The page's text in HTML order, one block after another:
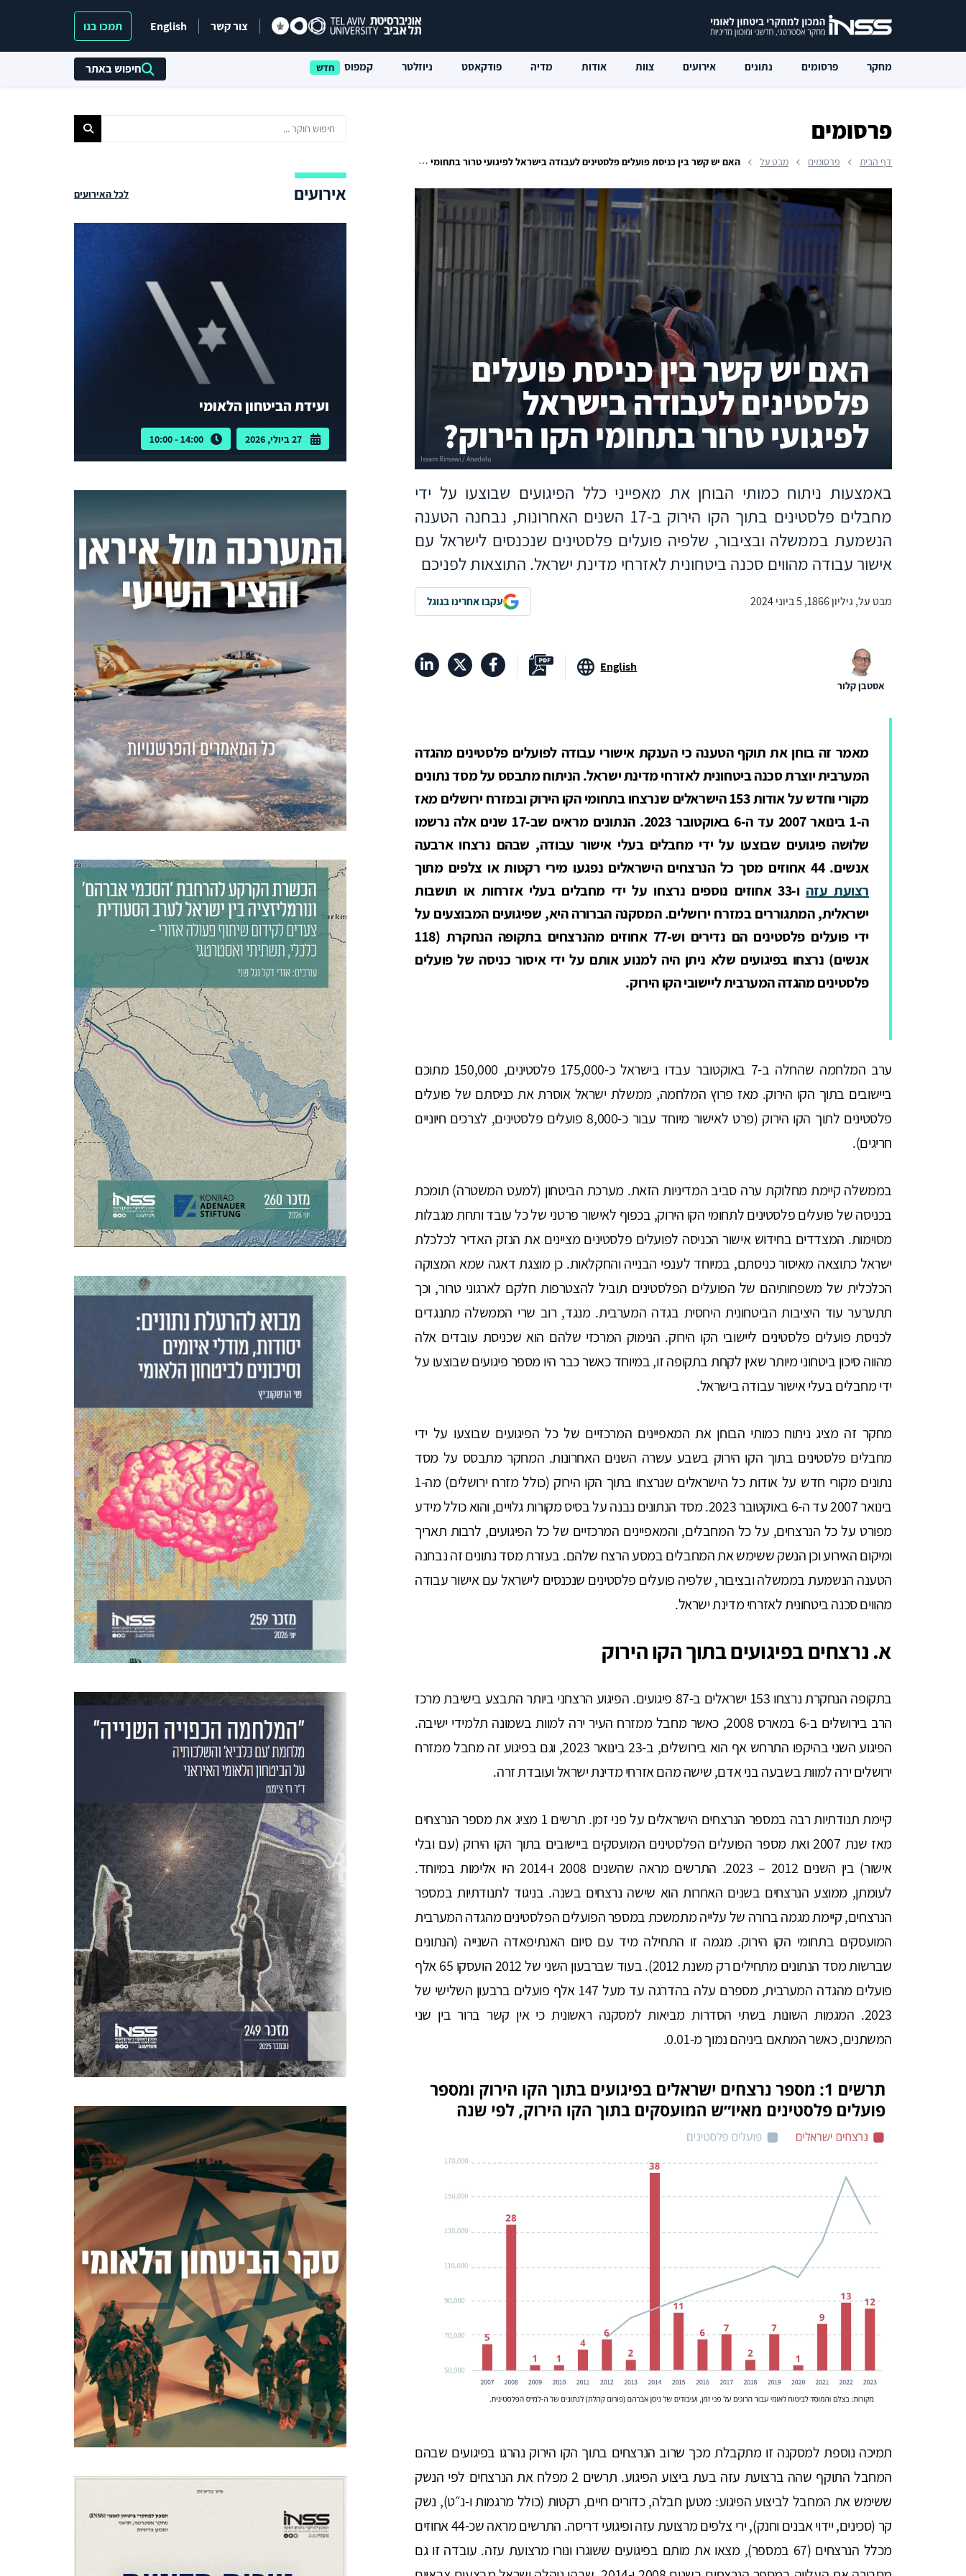
צור קשר English תמכו בנו
מחקר פרסומים נתונים אירועים צוות אודות מדיה פודקאסט ניוזלטר קמפוס חיפוש באתר
פרסומים
דף הבית פרסומים מבט על האם יש קשר בין כניסת פועלים פלסטינים לעבודה בישראל לפיגועי טרור בתחומי הקו הירוק?
האם יש קשר בין כניסת פועלים
פלסטינים לעבודה בישראל
לפיגועי טרור בתחומי הקו הירוק?
באמצעות ניתוח כמותי הבוחן את מאפייני כלל הפיגועים שבוצעו על ידי
מחבלים פלסטינים בתוך הקו הירוק ב-17 השנים האחרונות, נבחנה הטענה
הנשמעת בממשלה ובציבור, שלפיה פועלים פלסטינים שנכנסים לישראל עם
אישור עבודה מהווים סכנה ביטחונית לאזרחי מדינת ישראל. התוצאות לפניכם
מבט על, גיליון 1866, 5 ביוני 2024 עקבו אחרינו בגוגל
English
אסטבן קלור
מאמר זה בוחן את תוקף הטענה כי הענקת אישורי עבודה לפועלים פלסטינים מהגדה
המערבית יוצרת סכנה ביטחונית לאזרחי מדינת ישראל. הניתוח מתבסס על מסד נתונים
מקורי וחדש על אודות 153 הישראלים שנרצחו בתחומי הקו הירוק ובמזרח ירושלים מאז
ה-1 בינואר 2007 עד ה-6 באוקטובר 2023. הנתונים מראים שב-17 שנים אלה נרשמו
שלושה פיגועים שבוצעו על ידי מחבלים בעלי אישור עבודה, שבהם נרצחו ארבעה
אנשים. 44 אחוזים מסך כל הנרצחים הישראלים נפגעו מירי רקטות או צלפים מתוך
רצועת עזה
ו-33 אחוזים נוספים נרצחו על ידי מחבלים בעלי אזרחות או תושבות
ישראלית, המתגוררים במזרח ירושלים. המסקנה הברורה היא, שפיגועים המבוצעים על
ידי פועלים פלסטינים הם נדירים וש-77 אחוזים מהנרצחים בתקופה הנחקרת (118
אנשים) נרצחו בפיגועים שלא ניתן היה למנוע אותם על ידי איסור כניסה של פועלים
פלסטינים מהגדה המערבית ליישובי הקו הירוק.
ערב המלחמה שהחלה ב-7 באוקטובר עבדו בישראל כ-175,000 פלסטינים, 150,000 מתוכם
ביישובים בתוך הקו הירוק. מאז פרוץ המלחמה, ממשלת ישראל אוסרת את כניסתם של פועלים
פלסטינים לתוך הקו הירוק (פרט לאישור מיוחד עבור כ-8,000 פועלים פלסטינים, לצרכים חיוניים
חריגים).
בממשלה קיימת מחלוקת ערה סביב המדיניות הזאת. מערכת הביטחון (למעט המשטרה) תומכת
בכניסה של פועלים פלסטינים לתחומי הקו הירוק, בכפוף לאישור פרטני של כל עובד ותחת מגבלות
מסוימות. המצדדים בחידוש אישור הכניסה לפועלים פלסטינים מציינים את הנזק האדיר לכלכלת
ישראל כתוצאה מאיסור כניסתם, במיוחד לענפי הבנייה והחקלאות. כן מוצגת דאגה שמא המצוקה
הכלכלית של משפחותיהם של הפועלים הפלסטינים תוביל להצטרפות חלקם לארגוני טרור, וכך
תתערער עוד היציבות הביטחונית היחסית בגדה המערבית. מנגד, רוב שרי הממשלה מתנגדים
לכניסת פועלים פלסטינים ליישובי הקו הירוק. הנימוק המרכזי שלהם הוא שכניסת עובדים אלה
מהווה סיכון ביטחוני מיותר שאין לקחת בתקופה זו, במיוחד כאשר כבר היו מספר פיגועים שבוצעו על
ידי מחבלים בעלי אישור עבודה בישראל.
מחקר זה מציג ניתוח כמותי הבוחן את המאפיינים המרכזיים של כל הפיגועים שבוצעו על ידי
מחבלים פלסטינים בתוך הקו הירוק בשבע עשרה השנים האחרונות. המחקר מתבסס על מסד
נתונים מקורי חדש על אודות כל הישראלים שנרצחו בתוך הקו הירוק (כולל מזרח ירושלים) מה-1
בינואר 2007 עד ה-6 באוקטובר 2023. מסד הנתונים נבנה על בסיס מקורות גלויים, והוא כולל מידע
מפורט על כל הנרצחים, על כל המחבלים, והמאפיינים המרכזיים של כל הפיגועים, לרבות תאריך
ומיקום האירוע וכן הנשק ששימש את המחבלים במסע הרצח שלהם. בעזרת מסד נתונים זה נבחנה
הטענה הנשמעת בממשלה ובציבור, שלפיה פועלים פלסטינים שנכנסים לישראל עם אישור עבודה
מהווים סכנה ביטחונית לאזרחי מדינת ישראל.
א. נרצחים בפיגועים בתוך הקו הירוק
בתקופה הנחקרת נרצחו 153 ישראלים ב-87 פיגועים. הפיגוע הרצחני ביותר התבצע בישיבת מרכז
הרב בירושלים ב-6 במארס 2008, כאשר מחבל ממזרח העיר ירה למוות בשמונה תלמידי ישיבה.
הפיגוע השני בהיקפו התרחש אף הוא בירושלים, ב-23 בינואר 2023, וגם בפיגוע זה מחבל ממזרח
ירושלים ירה למוות בשבעה בני אדם, שישה מהם אזרחי מדינת ישראל ועובדת זרה.
קיימת תנודתיות רבה במספר הנרצחים הישראלים על פני זמן. תרשים 1 מציג את מספר הנרצחים
מאז שנת 2007 ואת מספר הפועלים הפלסטינים המועסקים ביישובים בתוך הקו הירוק (עם ובלי
אישור) בין השנים 2012 – 2023. התרשים מראה שהשנים 2008 ו-2014 היו אלימות במיוחד.
לעומתן, ממוצע הנרצחים בשנים האחרות הוא שישה נרצחים בשנה. בניגוד לתנודתיות במספר
הנרצחים, קיימת מגמה ברורה של עלייה מתמשכת במספר הפועלים הפלסטינים מהגדה המערבית
המועסקים בתחומי הקו הירוק. מגמה זו התחילה מיד עם סיום האנתיפאדה השנייה (הנתונים
שברשות מסד הנתונים מתחילים רק משנת 2012). בעוד שברבעון השני של 2012 הועסקו 65 אלף
פועלים מהגדה המערבית, מספרם עלה בהדרגה עד מעל 147 אלף פועלים ברבעון השלישי של
2023. המגמות השונות בשתי הסדרות מביאות למסקנה ראשונית כי אין קשר ברור בין שני
המשתנים, כאשר המתאם ביניהם נמוך מ-0.01.
תמיכה נוספת למסקנה זו מתקבלת מכך שרוב הנרצחים בתוך הקו הירוק נהרגו בפיגועים שבהם
המחבל התוקף שהה ברצועת עזה בעת ביצוע הפיגוע. תרשים 2 מפלח את הנרצחים לפי הנשק
ששימש את המחבל לביצוע הפיגוע: מטען חבלה, כדורים חיים, רקטות (כולל מרגמות ו-נ״ט), נשק
קר (סכינים, יידוי אבנים וחנק), ירי צלפים מרצועת עזה ופיגועי דריסה. התרשים מראה שכ-44 אחוזים
מכלל הנרצחים (67 במספר), מצאו את מותם בפיגועים ששוגרו ונורו מרצועת עזה. עובדה זו גם
אירועים לכל האירועים
ועידת הביטחון הלאומי
27 ביולי, 2026 14:00 - 10:00